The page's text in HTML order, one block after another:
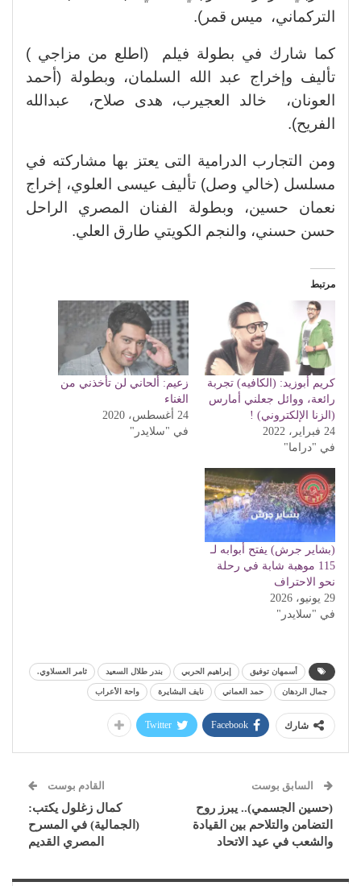
التركماني، ميس قمر).
كما شارك في بطولة فيلم (اطلع من مزاجي )
تأليف وإخراج عبد الله السلمان، وبطولة (أحمد
العونان، خالد العجيرب، هدى صلاح، عبدالله
الفريح).
ومن التجارب الدرامية التى يعتز بها مشاركته في
مسلسل (خالي وصل) تأليف عيسى العلوي، إخراج
نعمان حسين، وبطولة الفنان المصري الراحل
حسن حسني، والنجم الكويتي طارق العلي.
مرتبط
كريم أبوزيد: (الكافيه) تجربة
رائعة، ووائل جعلني أمارس
(الزنا الإلكتروني) !
24 فبراير، 2022
في "دراما"
زعيم: ألحاني لن تأخذني من
الغناء
24 أغسطس، 2020
في "سلايدر"
(بشاير جرش) يفتح أبوابه لـ
115 موهبة شابة في رحلة
نحو الاحتراف
29 يونيو، 2026
في "سلايدر"
أسمهان توفيق إبراهيم الحربي بندر طلال السعيد ثامر العسلاوي.
جمال الردهان حمد العماني نايف البشايرة واحة الأعراب
شارك Facebook
Twitter
السابق بوست
(حسين الجسمي).. يبرز روح
التضامن والتلاحم بين القيادة
والشعب في عيد الاتحاد
القادم بوست
كمال زغلول يكتب:
(الجمالية) في المسرح
المصري القديم